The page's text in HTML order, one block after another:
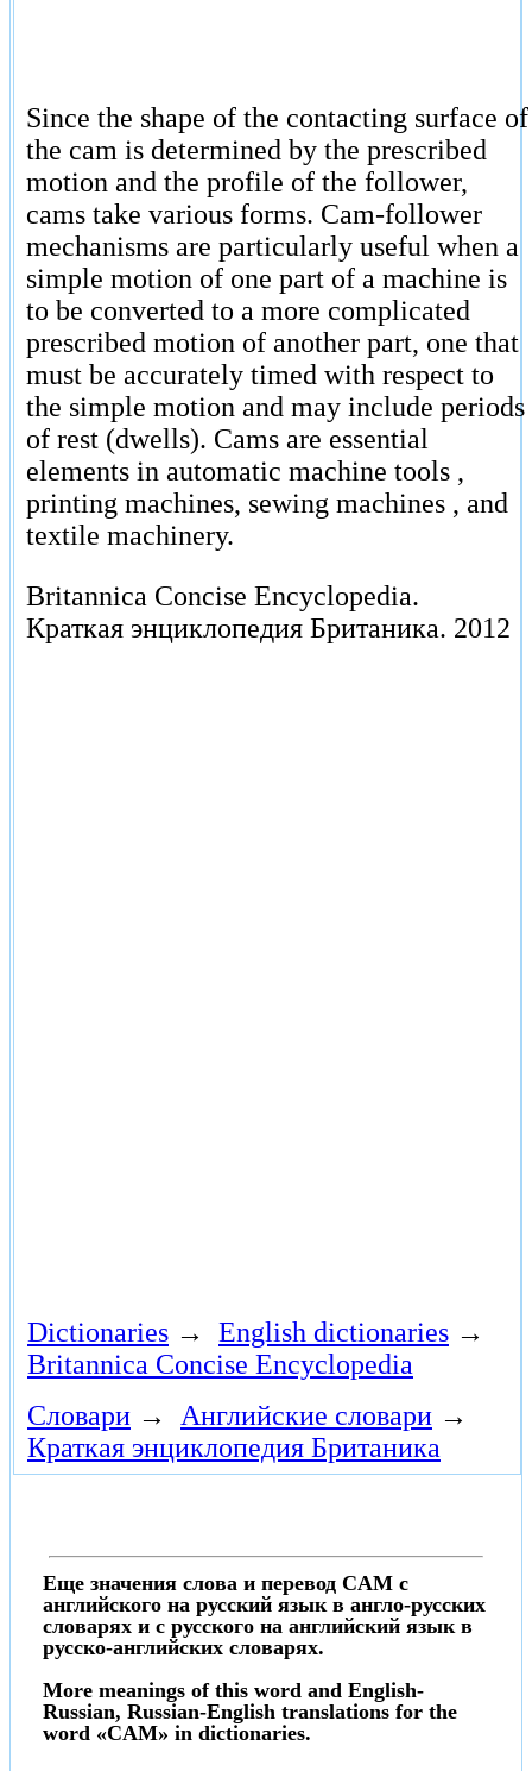
Since the shape of the contacting surface of
the cam is determined by the prescribed
motion and the profile of the follower,
cams take various forms. Cam-follower
mechanisms are particularly useful when a
simple motion of one part of a machine is
to be converted to a more complicated
prescribed motion of another part, one that
must be accurately timed with respect to
the simple motion and may include periods
of rest (dwells). Cams are essential
elements in automatic machine tools ,
printing machines, sewing machines , and
textile machinery.
Britannica Concise Encyclopedia.
Краткая энциклопедия Британика. 2012
Dictionaries → English dictionaries →
Britannica Concise Encyclopedia
Словари → Английские словари →
Краткая энциклопедия Британика
Еще значения слова и перевод CAM с
английского на русский язык в англо-русских
словарях и с русского на английский язык в
русско-английских словарях.
More meanings of this word and English-
Russian, Russian-English translations for the
word «CAM» in dictionaries.